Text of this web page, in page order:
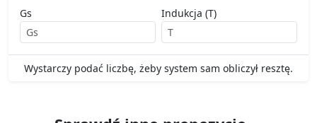
Gs
Indukcja (T)
Wystarczy podać liczbę, żeby system sam obliczył resztę.